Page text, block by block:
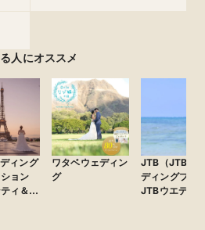
らOK！おふたりだけのプライ
ォトのみのシンプルウェディ
える盛大なウェディングま
ェディングをお聞かせくださ
えた実績あるスタッフがご提
浜・大阪での店舗相談、オン
ご相談方法をお選びいただけ
予約を！
人にオススメ
ィング
ョン
ティ＆オ
ワタベウェディン
グ
JTB（JTBウ
ディングプラ
JTBウエディ